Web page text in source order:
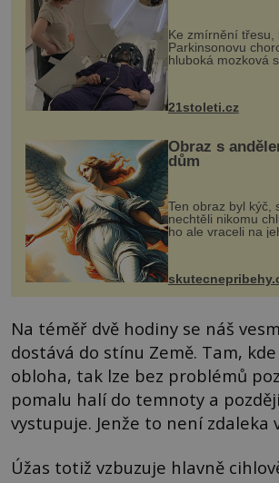
Ke zmírnění třesu,
Parkinsonovu
hluboká mozková
však vyžaduje
zákrok. Ultrazvuk
k dostatečně
21stoleti.cz
Obraz s
dům
Ten obraz byl kýč,
nechtěli nikomu
ho ale vraceli na
manželem Vaškem
chaloupku, takový
Čech, kde jsme si
Na téměř dvě hodiny se náš
dostává do stínu Země. Tam,
obloha, tak lze bez problémů
pomalu halí do temnoty a
vystupuje. Jenže to není zdaleka
Úžas totiž vzbuzuje hlavně